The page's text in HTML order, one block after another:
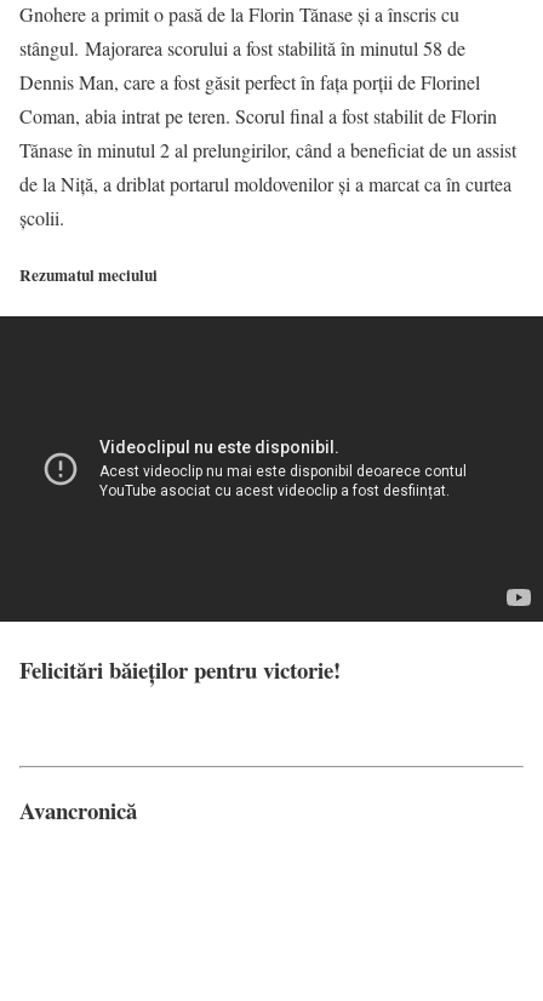
Gnohere a primit o pasă de la Florin Tănase și a înscris cu
stângul. Majorarea scorului a fost stabilită în minutul 58 de
Dennis Man, care a fost găsit perfect în fața porții de Florinel
Coman, abia intrat pe teren. Scorul final a fost stabilit de Florin
Tănase în minutul 2 al prelungirilor, când a beneficiat de un assist
de la Niță, a driblat portarul moldovenilor și a marcat ca în curtea
școlii.
Rezumatul meciului
Felicitări băieților pentru victorie!
Avancronică